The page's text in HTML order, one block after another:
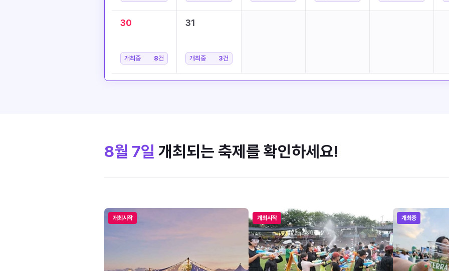
30
개최중 8건
31
개최중 3건
8월 7일 개최되는 축제를 확인하세요!
개최시작 개최시작 개최중